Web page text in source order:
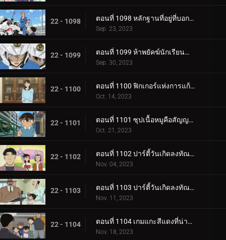
22 - 1098 ตอนที่ 1098 หลักฐานที่อยู่ที่บอกไม่ได้
Sep. 23, 2023
22 - 1099 ตอนที่ 1099 ห้าพยัคฆ์นักเรียนตำรวจ Wild Police Story CASE.ฮางิวาระ เคนจิ
Sep. 30, 2023
22 - 1100 ตอนที่ 1100 ฟิกเกอร์แห่งการแก้แค้น
Oct. 14, 2023
22 - 1101 ตอนที่ 1101 ซุปเนื้อหมูคือสัญญาณเดิมพันชีวิต
Oct. 21, 2023
22 - 1102 ตอนที่ 1102 ปาร์ตี้วันเกิดลงทัณฑ์ (ภาคแรก)
Nov. 04, 2023
22 - 1103 ตอนที่ 1103 ปาร์ตี้วันเกิดลงทัณฑ์ (ภาคจบ)
Nov. 11, 2023
22 - 1104 ตอนที่ 1104 เกมแกะสีแดงที่น่าสะพรึงกลัว (ภาคแรก)
Nov. 18, 2023